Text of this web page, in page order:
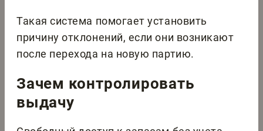
Такая система помогает установить
причину отклонений, если они возникают
после перехода на новую партию.
Зачем контролировать
выдачу